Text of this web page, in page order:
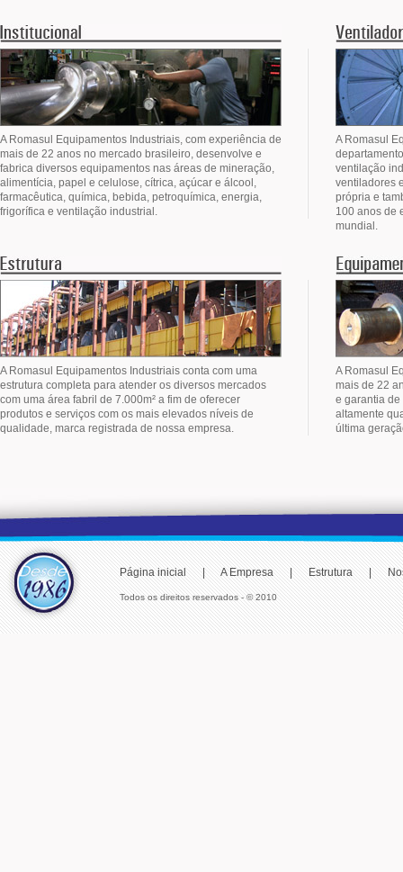
A Romasul Equipamentos Industriais, com experiência de
mais de 22 anos no mercado brasileiro, desenvolve e
fabrica diversos equipamentos nas áreas de mineração,
alimentícia, papel e celulose, cítrica, açúcar e álcool,
farmacêutica, química, bebida, petroquímica, energia,
frigorífica e ventilação industrial.
A Romasul
ventilação
ventiladores
própria e
100 anos de
mundial.
A Romasul Equipamentos Industriais conta com uma
estrutura completa para atender os diversos mercados
com uma área fabril de 7.000m² a fim de oferecer
produtos e serviços com os mais elevados níveis de
qualidade, marca registrada de nossa empresa.
A Romasul
mais de 22
e garantia de
altamente
última
Página inicial | A Empresa | Estrutura |
Todos os direitos reservados - © 2010